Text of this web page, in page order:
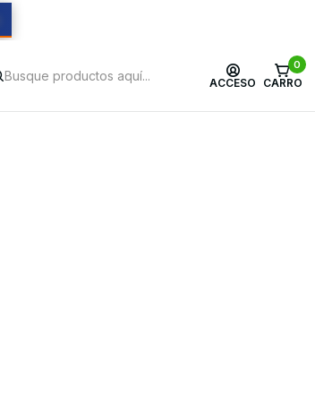
ACCESO
0
CARRO